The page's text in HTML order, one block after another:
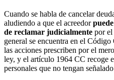
Cuando se habla de cancelar
aludiendo a que el acreedor
de reclamar judicialmente por el
general se encuentra en el
las acciones prescriben por el
ley, y el artículo 1964 CC recoge
personales que no tengan